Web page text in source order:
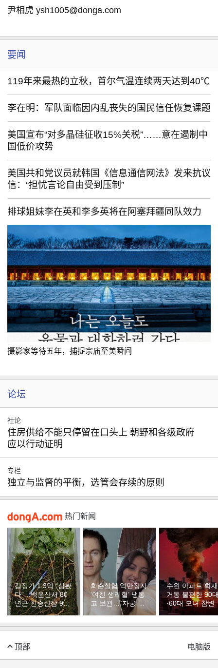
尹相虎 ysh1005@donga.com
要闻
119年来最热的立秋，首尔气温连续两天达到40℃
李在明：军队面临因内乱丧失的国民信任恢复课题
美国宣布“对多晶硅征收15%关税”……意在遏制中
国低价攻势
美国共和党议员就韩国《信息通信网法》发来抗议
信：“担忧言论自由受到压制”
排球姐妹李在英和李多英将在阿塞拜疆同队效力
摄影家等待五年，捕捉宗庙至美瞬间
论坛
社论
住房供给不能只停留在口头上 朝野和各级政府
应以行动证明
专栏
独立与监督的平衡，选管会存续的原则
热门新闻
감정가 1.3억 “심봤
다”…백운산서 80
년근 천종산삼 9뿌
리 발견
회춘실험 억만장자,
‘여친 생리혈’ 냉동
고 보관…“자궁 내
부 궁금해”
수원 아파트 화
거동 불편한 90
·60대 모녀 참변
顶部 电脑版